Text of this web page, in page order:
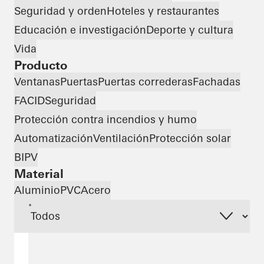
Seguridad y ordenHoteles y restaurantes
Educación e investigaciónDeporte y cultura
Vida
Producto
VentanasPuertasPuertas correderasFachadas
FACIDSeguridad
Protección contra incendios y humo
AutomatizaciónVentilaciónProtección solar
BIPV
Material
AluminioPVCAcero
*